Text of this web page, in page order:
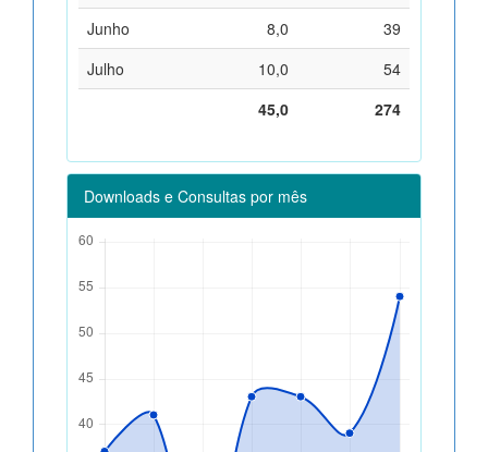
Junho
8,0
39
Julho
10,0
54
45,0
274
Downloads e Consultas por mês